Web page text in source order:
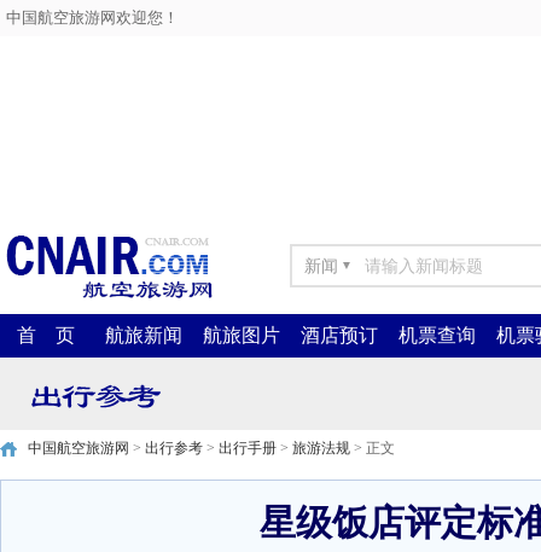
中国航空旅游网欢迎您！
新闻 ▼
首 页 航旅新闻 航旅图片 酒店预订 机票查询 机票
中国航空旅游网 > 出行参考 > 出行手册 > 旅游法规 > 正文
星级饭店评定标